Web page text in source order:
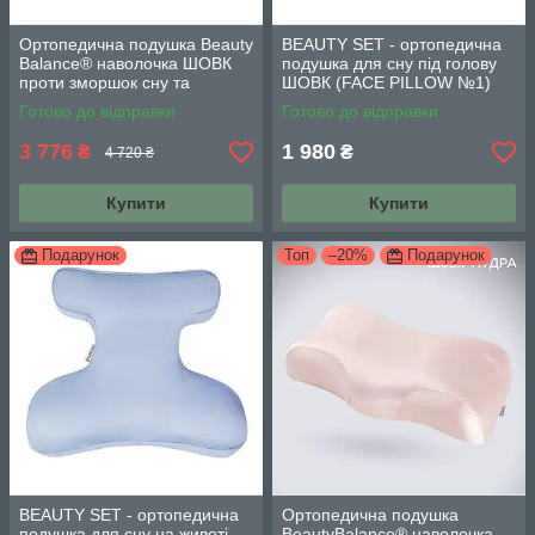
Ортопедична подушка Beauty
Balance® наволочка ШОВК
проти зморшок сну та
ранкової набряклості айворі
Готово до відправки
3 776 ₴ 4 720 ₴
Купити
BEAUTY SET - ортопедична
подушка для сну під голову
ШОВК (FACE PILLOW №1)
м'ята
Готово до відправки
1 980 ₴
Купити
Подарунок
BEAUTY SET - ортопедична
Топ –20% Подарунок
Ортопедична подушка